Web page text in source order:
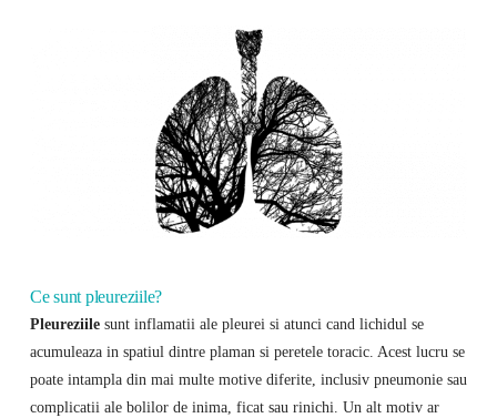
Ce sunt pleureziile?
Pleureziilesunt inflamatii ale pleurei si atunci cand lichidul se
acumuleaza in spatiul dintre plaman si peretele toracic. Acest lucru se
poate intampla din mai multe motive diferite, inclusiv pneumonie sau
complicatii ale bolilor de inima, ficat sau rinichi. Un alt motiv ar